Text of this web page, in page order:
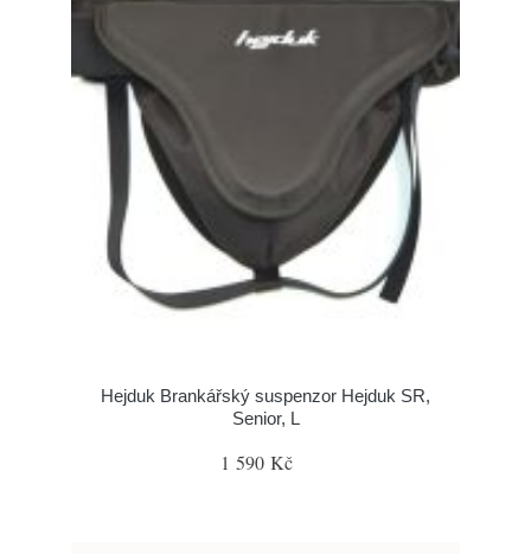
Hejduk Brankářský suspenzor Hejduk SR,
Senior, L
1 590 Kč